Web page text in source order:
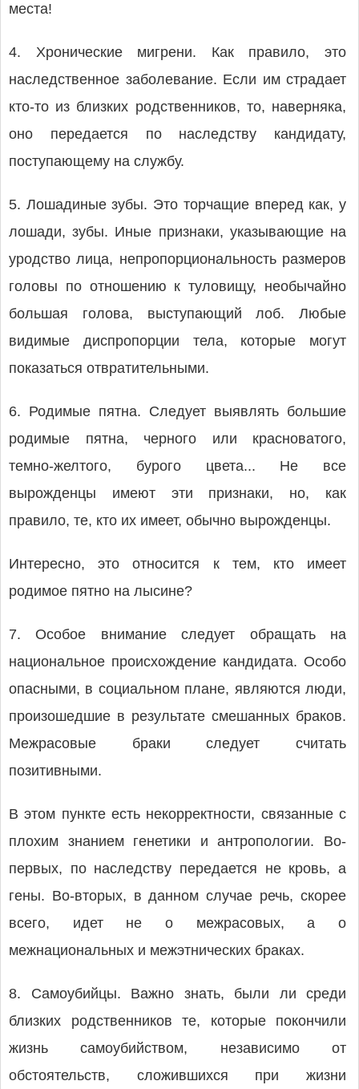
места!
4. Хронические мигрени. Как правило, это
наследственное заболевание. Если им страдает
кто-то из близких родственников, то, наверняка,
оно передается по наследству кандидату,
поступающему на службу.
5. Лошадиные зубы. Это торчащие вперед как, у
лошади, зубы. Иные признаки, указывающие на
уродство лица, непропорциональность размеров
головы по отношению к туловищу, необычайно
большая голова, выступающий лоб. Любые
видимые диспропорции тела, которые могут
показаться отвратительными.
6. Родимые пятна. Следует выявлять большие
родимые пятна, черного или красноватого,
темно-желтого, бурого цвета... Не все
вырожденцы имеют эти признаки, но, как
правило, те, кто их имеет, обычно вырожденцы.
Интересно, это относится к тем, кто имеет
родимое пятно на лысине?
7. Особое внимание следует обращать на
национальное происхождение кандидата. Особо
опасными, в социальном плане, являются люди,
произошедшие в результате смешанных браков.
Межрасовые браки следует считать
позитивными.
В этом пункте есть некорректности, связанные с
плохим знанием генетики и антропологии. Во-
первых, по наследству передается не кровь, а
гены. Во-вторых, в данном случае речь, скорее
всего, идет не о межрасовых, а о
межнациональных и межэтнических браках.
8. Самоубийцы. Важно знать, были ли среди
близких родственников те, которые покончили
жизнь самоубийством, независимо от
обстоятельств, сложившихся при жизни